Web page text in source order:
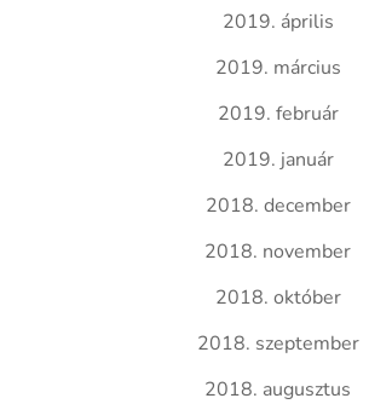
2019. április
2019. március
2019. február
2019. január
2018. december
2018. november
2018. október
2018. szeptember
2018. augusztus